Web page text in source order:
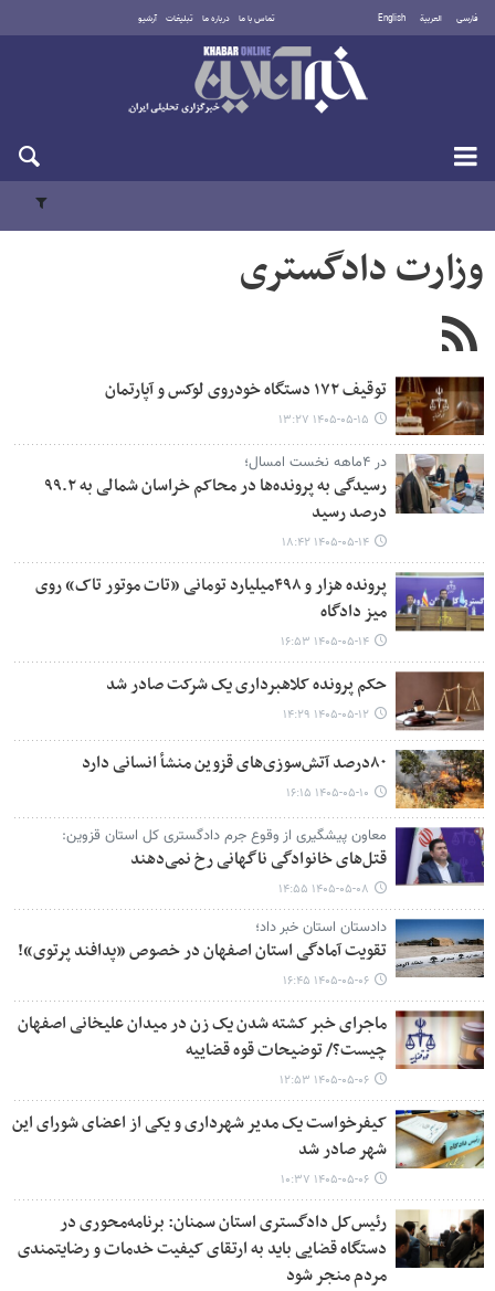
فارسی العربية English تماس با ما درباره ما تبلیغات آرشیو
پنجشنبه ۱۵ مرداد ۱۴۰۵
وزارت دادگستری
توقیف ۱۷۲ دستگاه خودروی لوکس و آپارتمان
۱۴۰۵-۰۵-۱۵ ۱۳:۲۷
در ۴ماهه نخست امسال؛
رسیدگی به پرونده‌ها در محاکم خراسان شمالی به ۹۹.۲
درصد رسید
۱۴۰۵-۰۵-۱۴ ۱۸:۴۲
پرونده هزار و ۴۹۸میلیارد تومانی «تات موتور تاک» روی
میز دادگاه
۱۴۰۵-۰۵-۱۴ ۱۶:۵۳
حکم پرونده کلاهبرداری یک شرکت صادر شد
۱۴۰۵-۰۵-۱۲ ۱۴:۲۹
۸۰درصد آتش‌سوزی‌های قزوین منشأ انسانی دارد
۱۴۰۵-۰۵-۱۰ ۱۶:۱۵
معاون پیشگیری از وقوع جرم دادگستری کل استان قزوین:
قتل‌های خانوادگی ناگهانی رخ نمی‌دهند
۱۴۰۵-۰۵-۰۸ ۱۴:۵۵
دادستان استان خبر داد؛
تقویت آمادگی استان اصفهان در خصوص «پدافند پرتوی»!
۱۴۰۵-۰۵-۰۶ ۱۶:۴۵
ماجرای خبر کشته شدن یک زن در میدان علیخانی اصفهان
چیست؟/ توضیحات قوه قضاییه
۱۴۰۵-۰۵-۰۶ ۱۲:۵۳
کیفرخواست یک مدیر شهرداری و یکی از اعضای شورای این
شهر صادر شد
۱۴۰۵-۰۵-۰۶ ۱۰:۳۷
رئیس‌کل دادگستری استان سمنان: برنامه‌محوری در
دستگاه قضایی باید به ارتقای کیفیت خدمات و رضایتمندی
مردم منجر شود